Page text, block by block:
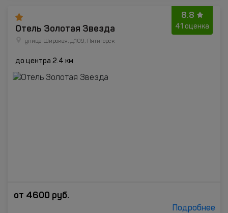
8.8
41 оценка
Отель Золотая Звезда
улица Широкая, д.109, Пятигорск
до центра 2.4 км
от 4600 руб.
Подробнее